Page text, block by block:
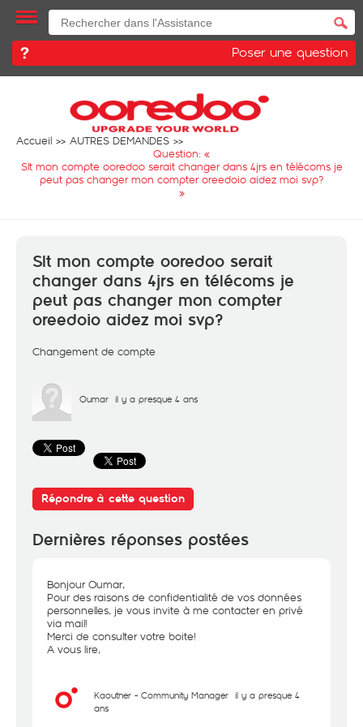
Poser une question
Accueil
AUTRES DEMANDES
Question: «
Slt mon compte ooredoo serait changer dans 4jrs en télécoms je
peut pas changer mon compter oreedoio aidez moi svp?
»
Slt mon compte ooredoo serait
changer dans 4jrs en télécoms je
peut pas changer mon compter
oreedoio aidez moi svp?
Changement de compte
Oumar il y a presque 4 ans
Répondre à cette question
Dernières réponses postées
Bonjour Oumar,
Pour des raisons de confidentialité de vos données
personnelles, je vous invite à me contacter en privé
via mail!
Merci de consulter votre boite!
A vous lire,
Kaouther - Community Manager il y a presque 4
ans